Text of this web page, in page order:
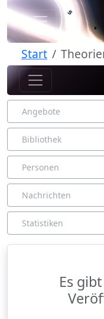
Start
Angebote
Bibliothek
Personen
Nachrichten
Statistiken
Es